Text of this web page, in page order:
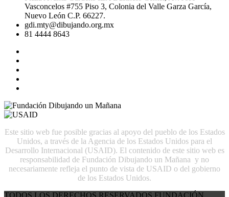
Vasconcelos #755 Piso 3, Colonia del Valle Garza García,
Nuevo León C.P. 66227.
gdi.mty@dibujando.org.mx
81 4444 8643
Este sitio web fue posible gracias al apoyo del pueblo de los Estados
Unidos, a través de la Agencia de los Estados Unidos para el
Desarrollo Internacional (USAID). El contenido de este sitio web es
responsabilidad de Fundación Dibujando un Mañana y no
necesariamente refleja el punto de vista de USAID o del gobierno
de los Estados Unidos.